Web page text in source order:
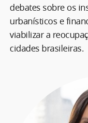
debates sobre os
urbanísticos e
viabilizar a
cidades brasileiras.